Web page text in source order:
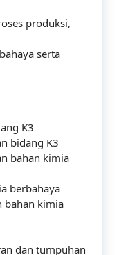
produksi,
serta
K3
bidang K3
bahan kimia
berbahaya
bahan kimia
dan tumpuhan